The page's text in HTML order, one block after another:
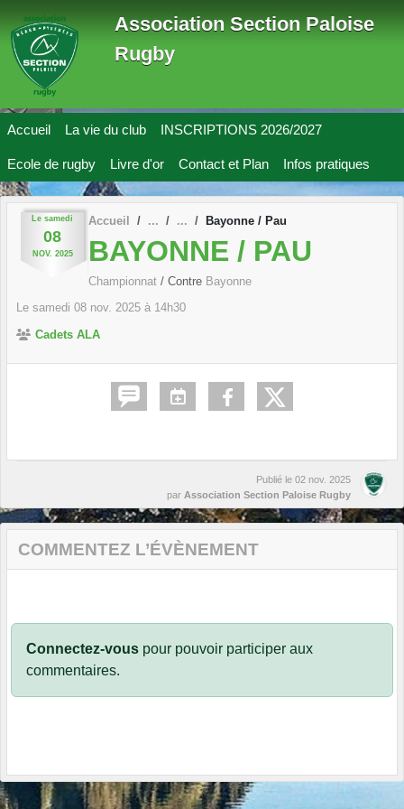
Association Section Paloise
Rugby
Accueil La vie du club INSCRIPTIONS 2026/2027
Ecole de rugby Livre d'or Contact et Plan Infos pratiques
Le samedi
08
NOV. 2025
Accueil Bayonne / Pau
BAYONNE / PAU
Championnat / Contre Bayonne
Le samedi 08 nov. 2025 à 14h30
Cadets ALA
Publié le 02 nov. 2025
par Association Section Paloise Rugby
COMMENTEZ L’ÉVÈNEMENT
Connectez-vous pour pouvoir participer aux
commentaires.